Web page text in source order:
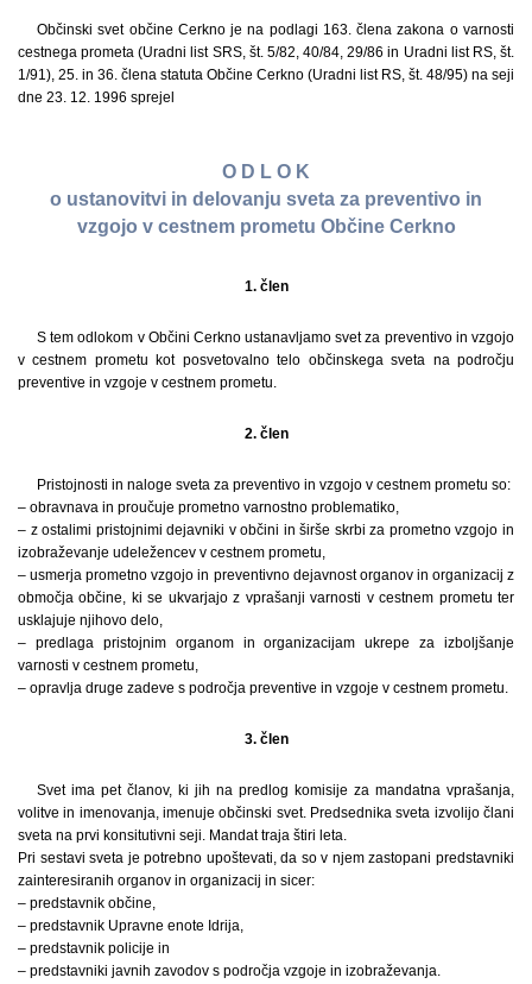
Občinski svet občine Cerkno je na podlagi 163. člena zakona o varnosti
cestnega prometa (Uradni list SRS, št. 5/82, 40/84, 29/86 in Uradni list RS, št.
1/91), 25. in 36. člena statuta Občine Cerkno (Uradni list RS, št. 48/95) na seji
dne 23. 12. 1996 sprejel
O D L O K
o ustanovitvi in delovanju sveta za preventivo in
vzgojo v cestnem prometu Občine Cerkno
1. člen
S tem odlokom v Občini Cerkno ustanavljamo svet za preventivo in vzgojo
v cestnem prometu kot posvetovalno telo občinskega sveta na področju
preventive in vzgoje v cestnem prometu.
2. člen
Pristojnosti in naloge sveta za preventivo in vzgojo v cestnem prometu so:
– obravnava in proučuje prometno varnostno problematiko,
– z ostalimi pristojnimi dejavniki v občini in širše skrbi za prometno vzgojo in
izobraževanje udeležencev v cestnem prometu,
– usmerja prometno vzgojo in preventivno dejavnost organov in organizacij z
območja občine, ki se ukvarjajo z vprašanji varnosti v cestnem prometu ter
usklajuje njihovo delo,
– predlaga pristojnim organom in organizacijam ukrepe za izboljšanje
varnosti v cestnem prometu,
– opravlja druge zadeve s področja preventive in vzgoje v cestnem prometu.
3. člen
Svet ima pet članov, ki jih na predlog komisije za mandatna vprašanja,
volitve in imenovanja, imenuje občinski svet. Predsednika sveta izvolijo člani
sveta na prvi konsitutivni seji. Mandat traja štiri leta.
Pri sestavi sveta je potrebno upoštevati, da so v njem zastopani predstavniki
zainteresiranih organov in organizacij in sicer:
– predstavnik občine,
– predstavnik Upravne enote Idrija,
– predstavnik policije in
– predstavniki javnih zavodov s področja vzgoje in izobraževanja.